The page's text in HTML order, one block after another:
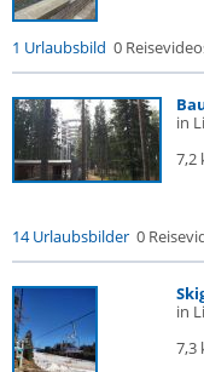
1 Urlaubsbild 0
in
7,2
14 Urlaubsbilder 0
in
7,3